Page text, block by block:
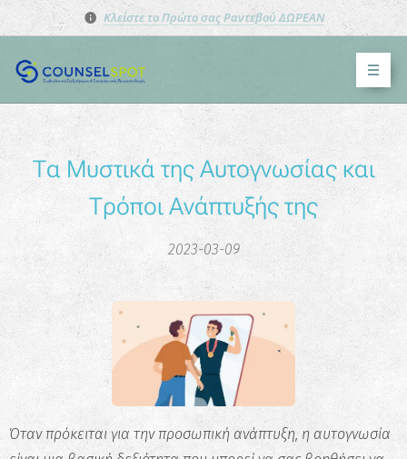
Κλείστε το Πρώτο σας Ραντεβού ΔΩΡΕΑΝ
Τα Μυστικά της Αυτογνωσίας και
Τρόποι Ανάπτυξής της
2023-03-09
Όταν πρόκειται για την προσωπική ανάπτυξη, η αυτογνωσία